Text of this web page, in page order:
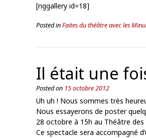
[nggallery id=18]
Posted inFaites du théâtre avec les
Il était une
Posted on 15 octobre 2012
Uh uh ! Nous sommes très
Nous essayerons de poster
28 octobre à 15h au Théâtre des
Ce spectacle sera accompagné